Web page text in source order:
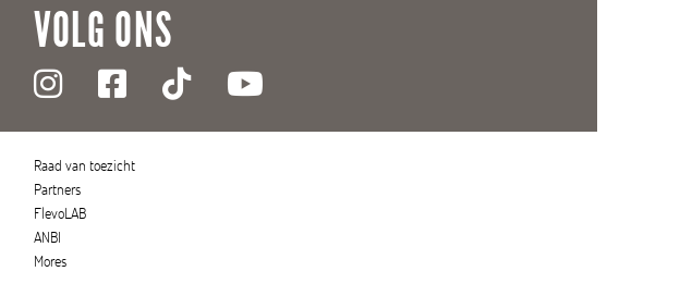
VOLG ONS
Raad van toezicht
Partners
FlevoLAB
ANBI
Mores